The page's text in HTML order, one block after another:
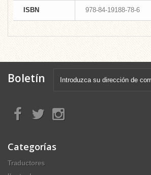
ISBN 978-84-19188-78-6
Boletín
Categorías
Traductores